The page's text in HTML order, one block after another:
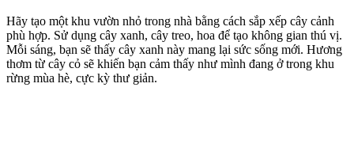
Hãy tạo một khu vườn nhỏ trong nhà bằng cách sắp xếp cây cảnh
phù hợp. Sử dụng cây xanh, cây treo, hoa để tạo không gian thú vị.
Mỗi sáng, bạn sẽ thấy cây xanh này mang lại sức sống mới. Hương
thơm từ cây cỏ sẽ khiến bạn cảm thấy như mình đang ở trong khu
rừng mùa hè, cực kỳ thư giản.